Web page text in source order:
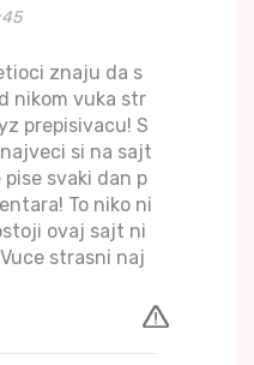
znaju da s
nikom vuka str
prepisivacu! S
si na sajt
svaki dan p
To niko ni
ovaj sajt ni
strasni naj